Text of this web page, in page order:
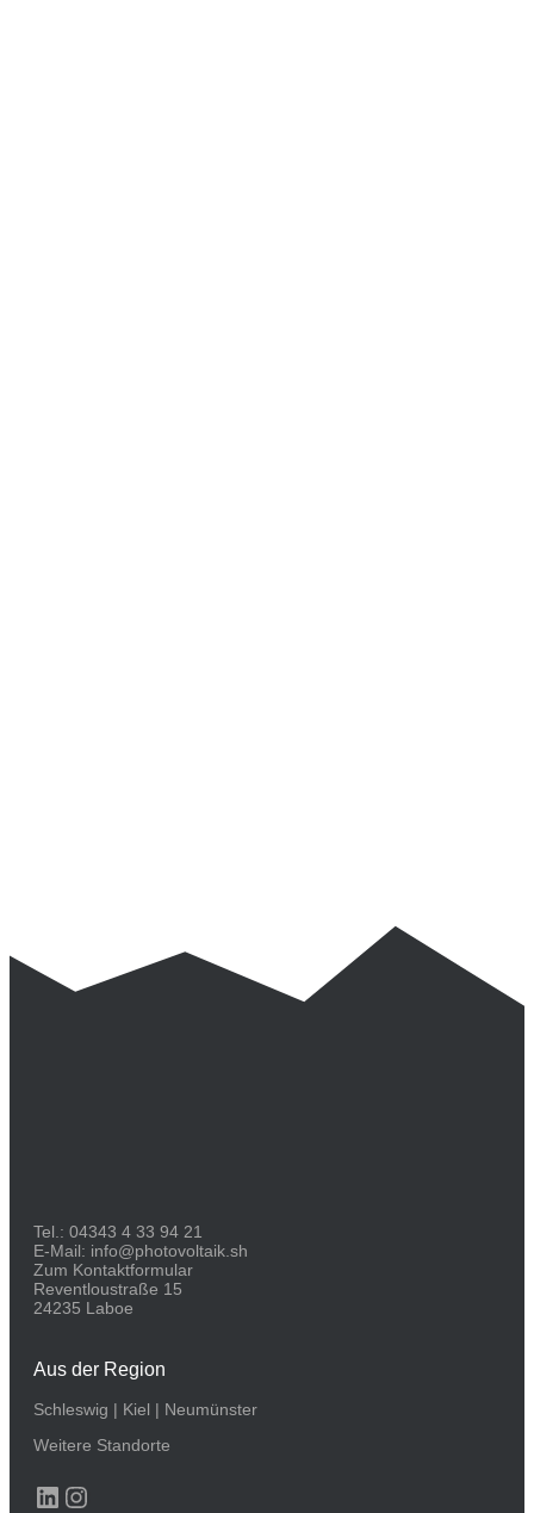
Tel.: 04343 4 33 94 21
E-Mail: info@photovoltaik.sh
Zum Kontaktformular
Reventloustraße 15
24235 Laboe
Aus der Region
Schleswig | Kiel | Neumünster
Weitere Standorte
LinkedIn
Instagram